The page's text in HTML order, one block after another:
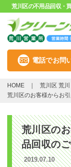
荒川区の不用品回収・
電話でお問
HOME
荒川区 荒川
荒川区のお客様からお
荒川区の
品回収の
2019.07.10